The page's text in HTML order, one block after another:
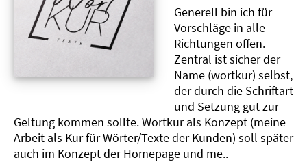
Generell bin ich für
Vorschläge in alle
Richtungen offen.
Zentral ist sicher der
Name (wortkur) selbst,
der durch die Schriftart
und Setzung gut zur
Geltung kommen sollte. Wortkur als Konzept (meine
Arbeit als Kur für Wörter/Texte der Kunden) soll später
auch im Konzept der Homepage und me..